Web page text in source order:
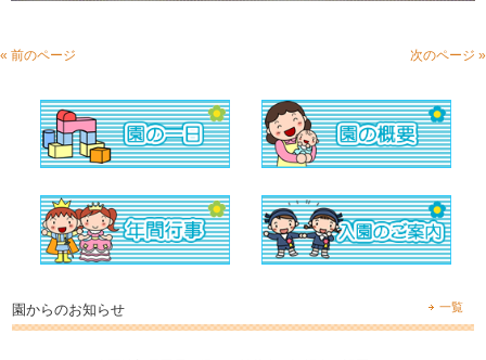
« 前のページ 次のページ »
園からのお知らせ 一覧